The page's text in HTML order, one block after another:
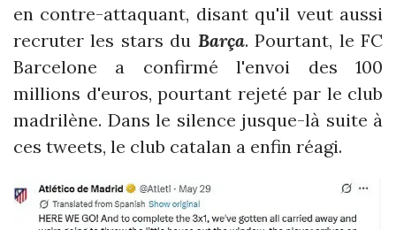
en contre-attaquant, disant qu'il veut aussi
recruter les stars du Barça. Pourtant, le FC
Barcelone a confirmé l'envoi des 100
millions d'euros, pourtant rejeté par le club
madrilène. Dans le silence jusque-là suite à
ces tweets, le club catalan a enfin réagi.